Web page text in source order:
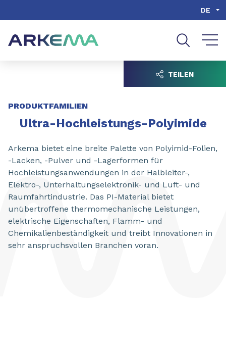
DE
PRODUKTFAMILIEN
Ultra-Hochleistungs-Polyimide
Arkema bietet eine breite Palette von Polyimid-Folien,
-Lacken, -Pulver und -Lagerformen für
Hochleistungsanwendungen in der Halbleiter-,
Elektro-, Unterhaltungselektronik- und Luft- und
Raumfahrtindustrie. Das PI-Material bietet
unübertroffene thermomechanische Leistungen,
elektrische Eigenschaften, Flamm- und
Chemikalienbeständigkeit und treibt Innovationen in
sehr anspruchsvollen Branchen voran.
TEILEN